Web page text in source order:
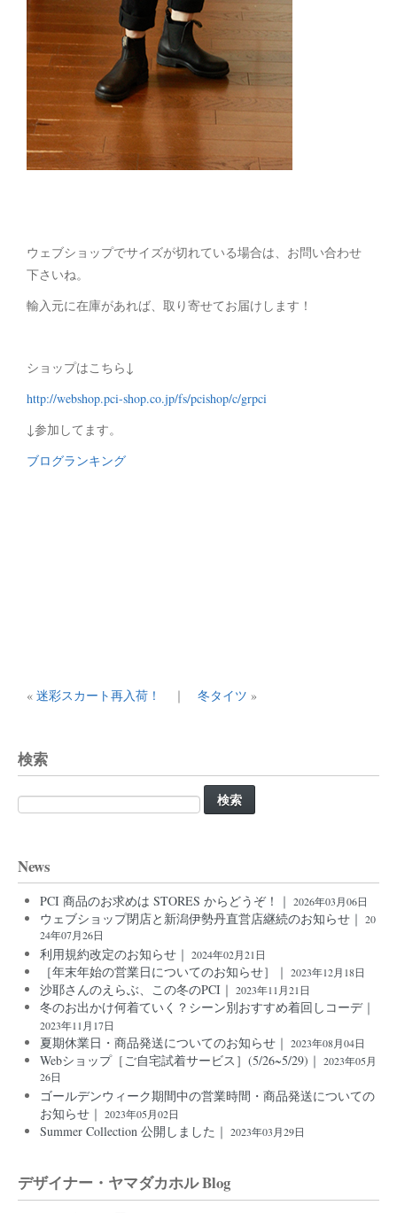
ウェブショップでサイズが切れている場合は、お問い合わせ
下さいね。
輸入元に在庫があれば、取り寄せてお届けします！
ショップはこちら↓
http://webshop.pci-shop.co.jp/fs/pcishop/c/grpci
↓参加してます。
ブログランキング
« 迷彩スカート再入荷！ ｜ 冬タイツ »
検索
検
索:
News
PCI 商品のお求めは STORES からどうぞ！｜ 2026年03月06日
ウェブショップ閉店と新潟伊勢丹直営店継続のお知らせ｜ 20
24年07月26日
利用規約改定のお知らせ｜ 2024年02月21日
［年末年始の営業日についてのお知らせ］｜ 2023年12月18日
沙耶さんのえらぶ、この冬のPCI｜ 2023年11月21日
冬のお出かけ何着ていく？シーン別おすすめ着回しコーデ｜
2023年11月17日
夏期休業日・商品発送についてのお知らせ｜ 2023年08月04日
Webショップ［ご自宅試着サービス］(5/26~5/29)｜ 2023年05月
26日
ゴールデンウィーク期間中の営業時間・商品発送についての
お知らせ｜ 2023年05月02日
Summer Collection 公開しました｜ 2023年03月29日
デザイナー・ヤマダカホル Blog